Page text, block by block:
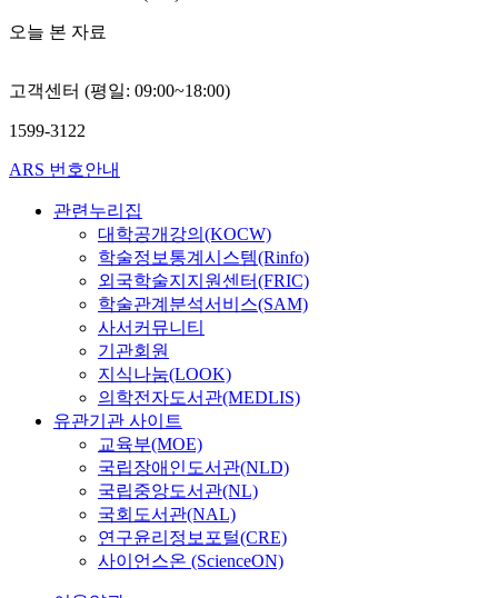
오늘 본 자료
고객센터 (평일: 09:00~18:00)
1599-3122
ARS 번호안내
관련누리집
대학공개강의(KOCW)
학술정보통계시스템(Rinfo)
외국학술지지원센터(FRIC)
학술관계분석서비스(SAM)
사서커뮤니티
기관회원
지식나눔(LOOK)
의학전자도서관(MEDLIS)
유관기관 사이트
교육부(MOE)
국립장애인도서관(NLD)
국립중앙도서관(NL)
국회도서관(NAL)
연구윤리정보포털(CRE)
사이언스온 (ScienceON)